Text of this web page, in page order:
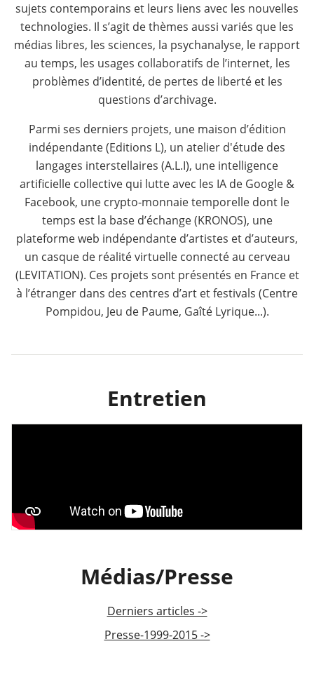
sujets contemporains et leurs liens avec les nouvelles
technologies. Il s’agit de thèmes aussi variés que les
médias libres, les sciences, la psychanalyse, le rapport
au temps, les usages collaboratifs de l’internet, les
problèmes d’identité, de pertes de liberté et les
questions d’archivage.
Parmi ses derniers projets, une maison d’édition
indépendante (Editions L), un atelier d'étude des
langages interstellaires (A.L.I), une intelligence
artificielle collective qui lutte avec les IA de Google &
Facebook, une crypto-monnaie temporelle dont le
temps est la base d’échange (KRONOS), une
plateforme web indépendante d’artistes et d’auteurs,
un casque de réalité virtuelle connecté au cerveau
(LEVITATION). Ces projets sont présentés en France et
à l’étranger dans des centres d’art et festivals (Centre
Pompidou, Jeu de Paume, Gaîté Lyrique...).
Entretien
Médias/Presse
Derniers articles ->
Presse-1999-2015 ->